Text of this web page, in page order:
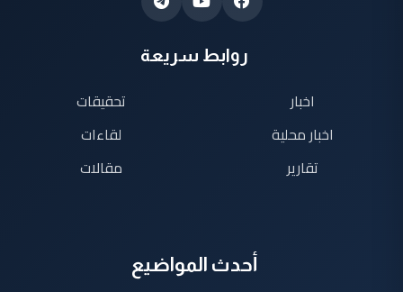
روابط سريعة
اخبار
اخبار محلية
تقارير
تحقيقات
لقاءات
مقالات
أحدث المواضيع